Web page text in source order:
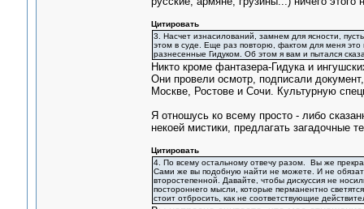
Цитировать
3. Насчет изнасилований, замнем для ясности,
этом в суде. Еще раз повторю, фактом для меня это
разнесенные Гидуком. Об этом я вам и пытался
Никто кроме фантазера-Гидука и
Они провели осмотр, подписали
Москве, Ростове и Сочи. Культурную
Я отношусь ко всему просто - либо
некоей мистики, предлагать загадочные
Цитировать
4. По всему остальному отвечу разом. Вы же
Сами же вы подобную найти не можете. И не
второстепенной. Давайте, чтобы дискуссия не
постороннего мысли, которые перманентно
стоит отбросить, как не соответствующие